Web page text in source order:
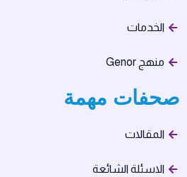
الخدمات
منهج Genor
صحفات مهمة​
المقالات
الاسئلة الشائعة